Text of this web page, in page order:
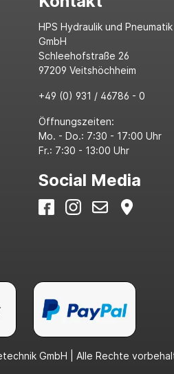
HPS Hydraulik und
GmbH
Schleehofstraße 26
97209 Veitshöchheim
+49 (0) 931 / 46786 - 0
Öffnungszeiten:
Mo. - Do.: 7:30 - 17:00 Uhr
Fr.: 7:30 - 13:00 Uhr
Social Media
GmbH | Alle Rechte